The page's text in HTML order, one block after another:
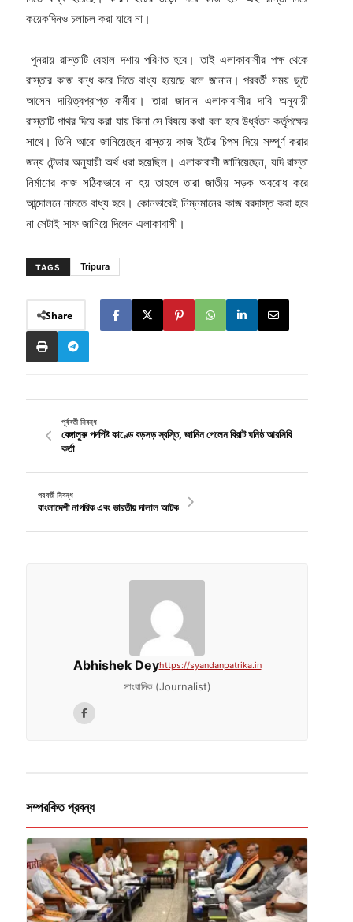
কয়েকদিনও চলাচল করা যাবে না।
পুনরায় রাস্তাটি বেহাল দশায় পরিণত হবে। তাই এলাকাবাসীর পক্ষ থেকে
রাস্তার কাজ বন্ধ করে দিতে বাধ্য হয়েছে বলে জানান। পরবর্তী সময় ছুটে
আসেন দায়িত্বপ্রাপ্ত কর্মীরা। তারা জানান এলাকাবাসীর দাবি অনুযায়ী
রাস্তাটি পাথর দিয়ে করা যায় কিনা সে বিষয়ে কথা বলা হবে উর্ধ্বতন কর্তৃপক্ষের
সাথে। তিনি আরো জানিয়েছেন রাস্তায় কাজ ইটের চিপস দিয়ে সম্পূর্ণ করার
জন্য টেন্ডার অনুযায়ী অর্থ ধরা হয়েছিল। এলাকাবাসী জানিয়েছেন, যদি রাস্তা
নির্মাণের কাজ সঠিকভাবে না হয় তাহলে তারা জাতীয় সড়ক অবরোধ করে
আন্দোলনে নামতে বাধ্য হবে। কোনভাবেই নিম্নমানের কাজ বরদাস্ত করা হবে
না সেটাই সাফ জানিয়ে দিলেন এলাকাবাসী।
TAGS Tripura
Share
পূর্ববর্তী নিবন্ধ
বেঙ্গালুরু পদপিষ্ট কাণ্ডে বড়সড় স্বস্তি, জামিন পেলেন বিরাট ঘনিষ্ঠ আরসিবি
কর্তা
পরবর্তী নিবন্ধ
বাংলাদেশী নাগরিক এবং ভারতীয় দালাল আটক
Abhishek Deyhttps://syandanpatrika.in
সাংবাদিক (Journalist)
সম্পরকিত প্রবন্ধ